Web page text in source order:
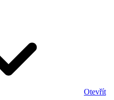
Otevřít